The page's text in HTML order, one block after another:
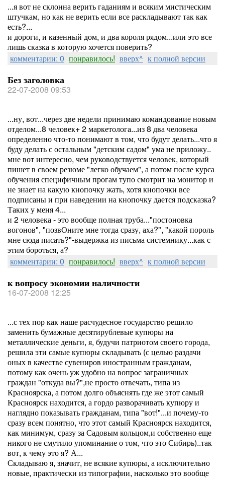
...я вот не склонна верить гаданиям и всяким мистическим
штучкам, но как не верить если все раскладывают так как
есть?...
и дороги, и казенный дом, и два короля рядом...или это все
лишь сказка в которую хочется поверить?
комментарии: 0 понравилось! вверх^ к полной версии
Без заголовка
22-07-2008 09:53
...ну, вот...через две недели принимаю командование новым
отделом...8 человек+ 2 маркетолога...из 8 два человека
определенно что-то понимают в том, что будут делать...что я
буду делать с остальным "детским садом" ума не приложу..
мне вот интересно, чем руководствуется человек, который
пишет в своем резюме "легко обучаем", а потом после курса
обучения специфичным прогам тупо смотрит на монитор и
не знает на какую кнопочку жать, хотя кнопочки все
подписаны и при наведении на кнопочку дается подсказка?
Таких у меня 4...
и 2 человека - это вообще полная труба..."постоновка
вогонов", "позвОните мне тогда сразу, аха?", "какой пороль
мне сюда писать?"-выдержка из письма системнику...как с
этим бороться, а?
комментарии: 0 понравилось! вверх^ к полной версии
к вопросу экономии наличности
16-07-2008 12:25
...с тех пор как наше расчудесное государство решило
заменить бумажные десятирублевые купюры на
металлические деньги, я, будучи патриотом своего города,
решила эти самые купюры складывать (с целью раздачи
оных в качестве сувениров иностранным гражданам,
потому как очень уж удобно на вопрос заграничных
граждан "откуда вы?",не просто отвечать, типа из
Красноярска, а потом долго объяснять где же этот самый
Красноярск находится, а гордо разворачивать купюру и
наглядно показывать гражданам, типа "вот!"...и почему-то
сразу всем понятно, что этот самый Красноярск находится,
как минимум, сразу за Садовым кольцом,и собственно еще
никого не смутило упоминание о том, что это Сибирь)..так
вот, к чему это я? А...
Складываю я, значит, не всякие купюры, а исключительно
новые, практически из типографии, насколько это вообще